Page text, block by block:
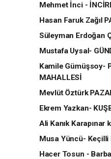
Mehmet İnci -
Hasan Faruk Zağıl
Süleyman Erdoğan
Mustafa Uysal-
Kamile Gümüşsoy-
MAHALLESİ
Mevlüt Öztürk
Ekrem Yazkan-
Ali Kanık Karapınar
Musa Yüncü- Keçilli
Hacer Tosun -